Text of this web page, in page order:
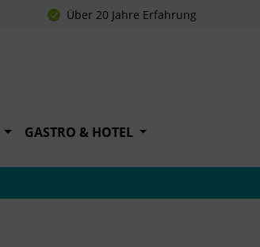
Über 20 Jahre Erfahrung
GASTRO & HOTEL